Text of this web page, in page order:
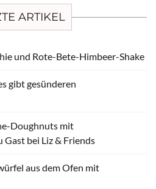
ARTIKEL
und Rote-Bete-Himbeer-Shake
gibt gesünderen
Doughnuts mit
Gast bei Liz & Friends
aus dem Ofen mit